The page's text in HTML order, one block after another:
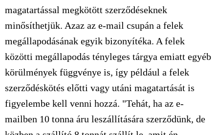
magatartással megkötött szerződéseknek
minősíthetjük. Azaz az e-mail csupán a felek
megállapodásának egyik bizonyítéka. A felek
közötti megállapodás tényleges tárgya emiatt egyéb
körülmények függvénye is, így például a felek
szerződéskötés előtti vagy utáni magatartását is
figyelembe kell venni hozzá. "Tehát, ha az e-
mailben 10 tonna áru leszállítására szerződünk, de